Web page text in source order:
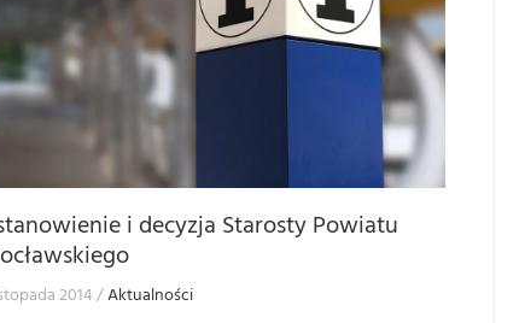
i decyzja Starosty Powiatu
2014 Aktualności